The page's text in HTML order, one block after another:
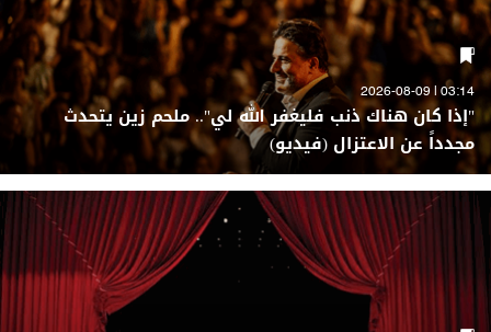
03:14 | 2026-08-09
"إذا كان هناك ذنب فليغفر الله لي".. ملحم زين يتحدث
مجدداً عن الاعتزال (فيديو)